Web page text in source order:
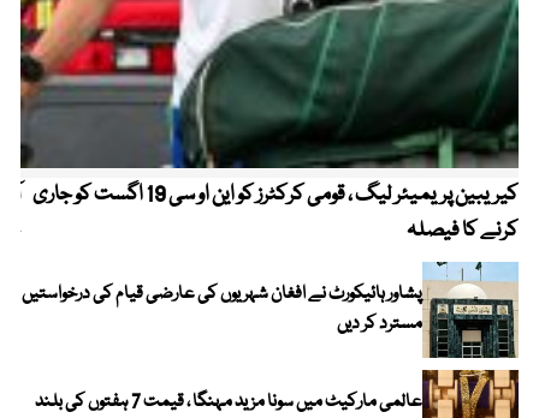
کیریبین پریمیئر لیگ ، قومی کرکٹرز کو این او سی 19 اگست کو جاری
کرنے کا فیصلہ
پشاور ہائیکورٹ نے افغان شہریوں کی عارضی قیام کی درخواستیں
مسترد کر دیں
عالمی مارکیٹ میں سونا مزید مہنگا ، قیمت 7 ہفتوں کی بلند